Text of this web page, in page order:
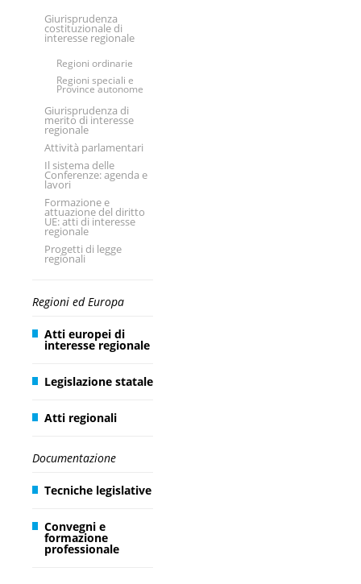
Giurisprudenza
costituzionale di
interesse regionale
Regioni ordinarie
Regioni speciali e
Province autonome
Giurisprudenza di
merito di interesse
regionale
Attività parlamentari
Il sistema delle
Conferenze: agenda e
lavori
Formazione e
attuazione del diritto
UE: atti di interesse
regionale
Progetti di legge
regionali
Regioni ed Europa
Atti europei di
interesse regionale
Legislazione statale
Atti regionali
Documentazione
Tecniche legislative
Convegni e
formazione
professionale